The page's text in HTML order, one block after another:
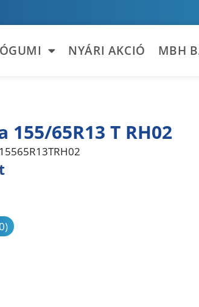
NYÁRI AKCIÓ MBH
155/65R13 T RH02
15565R13TRH02